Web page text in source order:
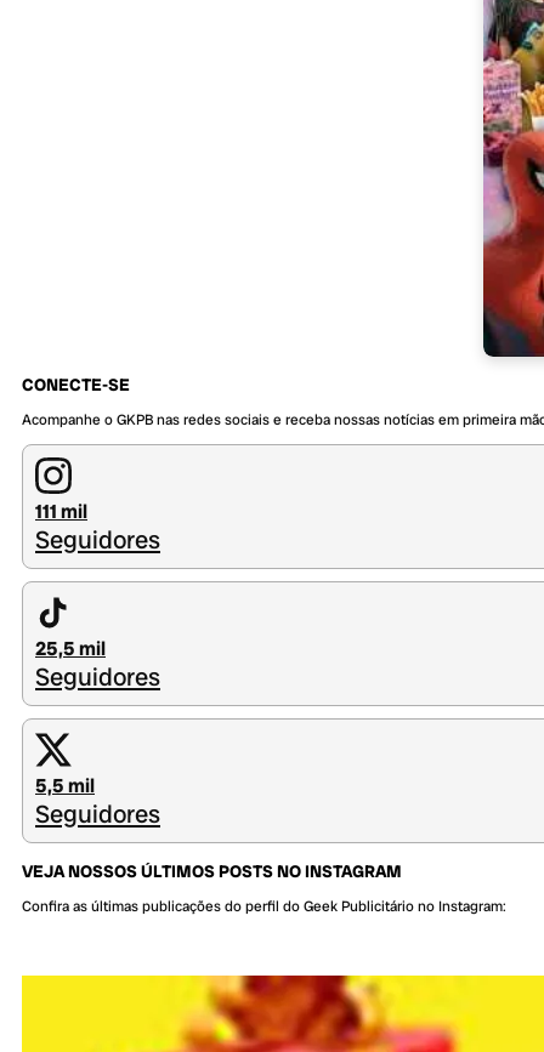
CONECTE-SE
Acompanhe o GKPB nas redes sociais e receba nossas notícias em primeira
111 mil
Seguidores
25,5 mil
Seguidores
5,5 mil
Seguidores
VEJA NOSSOS ÚLTIMOS POSTS NO INSTAGRAM
Confira as últimas publicações do perfil do Geek Publicitário no Instagram: